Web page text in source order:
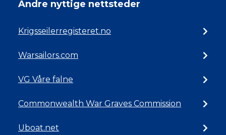
Andre nyttige nettsteder
Krigsseilerregisteret.no
Warsailors.com
VG Våre falne
Commonwealth War Graves Commission
Uboat.net